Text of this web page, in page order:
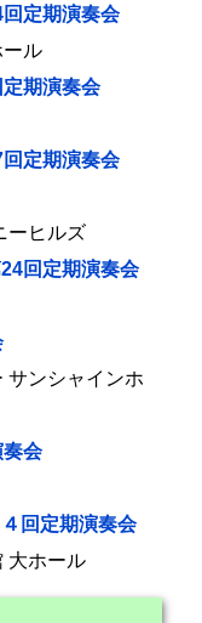
定期演奏会
ル
期演奏会
定期演奏会
ヒルズ
回定期演奏会
ンシャインホ
会
回定期演奏会
ホール